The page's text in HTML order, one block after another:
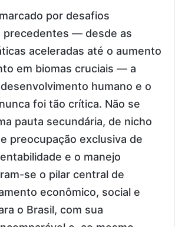
por desafios
precedentes — desde as
aceleradas até o aumento
em biomas cruciais — a
humano e o
foi tão crítica. Não se
pauta secundária, de nicho
preocupação exclusiva de
e o manejo
se o pilar central de
econômico, social e
o Brasil, com sua